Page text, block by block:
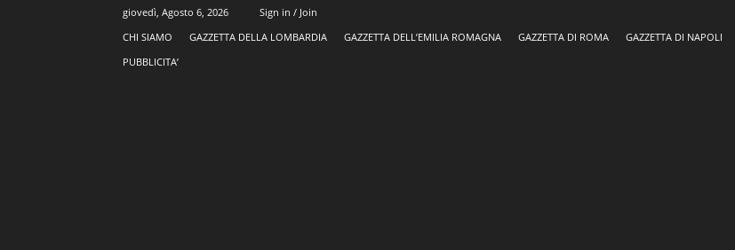
giovedì, Agosto 6, 2026
Sign in / Join
CHI SIAMO
GAZZETTA DELLA LOMBARDIA GAZZETTA DELL’EMILIA ROMAGNA GAZZETTA DI ROMA GAZZETTA DI NAPOLI
PUBBLICITA’